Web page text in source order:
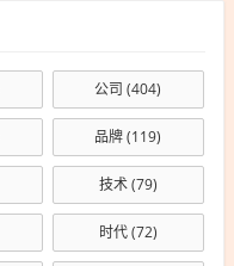
公司 (404)
品牌(119)
技术(79)
时代(72)